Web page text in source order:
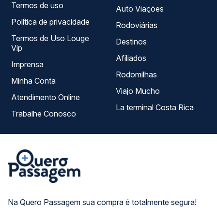
Na Quero Passagem sua compra é totalmente segura!
Termos de uso
Política de privacidade
Termos de Uso Louge
Vip
Imprensa
Minha Conta
Atendimento Online
Trabalhe Conosco
Auto Viações
Rodoviárias
Destinos
Afiliados
Rodomilhas
Viajo Mucho
La terminal Costa Rica